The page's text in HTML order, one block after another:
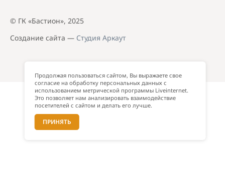
© ГК «Бастион», 2025
Создание сайта — Студия Аркаут
Продолжая пользоваться сайтом, Вы выражаете свое
согласие на обработку персональных данных с
использованием метрической программы Liveinternet.
Это позволяет нам анализировать взаимодействие
посетителей с сайтом и делать его лучше.
ПРИНЯТЬ